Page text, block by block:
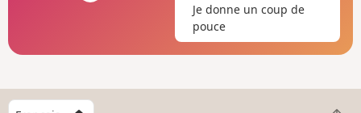
Je donne un coup de
pouce
C